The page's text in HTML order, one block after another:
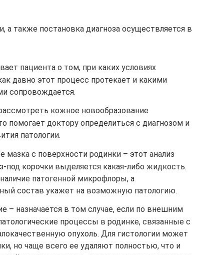
а также постановка диагноза осуществляется в
пациента о том, при каких условиях
давно этот процесс протекает и какими
сопровождается.
кожное новообразование
помогает доктору определиться с диагнозом и
патологии.
мазка с поверхности родинки – этот анализ
под корочки выделяется какая-либо жидкость.
патогенной микрофлоры, а
состав укажет на возможную патологию.
– назначается в том случае, если по внешним
процессы в родинке, связанные с
опухоль. Для гистологии может
но чаще всего ее удаляют полностью, что и